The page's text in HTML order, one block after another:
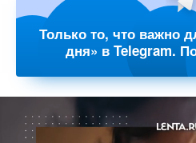
Только то, что важно
дня» в Telegram.